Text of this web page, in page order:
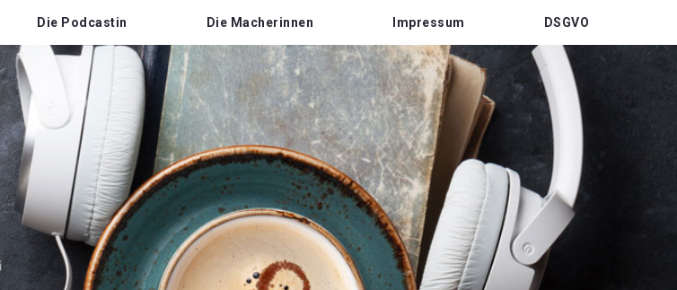
Die Podcastin Die Macherinnen Impressum DSGVO